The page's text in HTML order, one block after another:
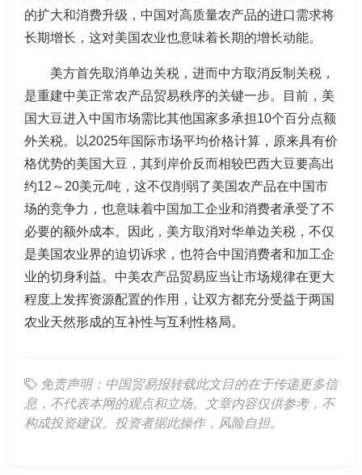
的扩大和消费升级，中国对高质量农产品的进口需求将
长期增长，这对美国农业也意味着长期的增长动能。
美方首先取消单边关税，进而中方取消反制关税，
是重建中美正常农产品贸易秩序的关键一步。目前，美
国大豆进入中国市场需比其他国家多承担10个百分点额
外关税。以2025年国际市场平均价格计算，原来具有价
格优势的美国大豆，其到岸价反而相较巴西大豆要高出
约12～20美元/吨，这不仅削弱了美国农产品在中国市
场的竞争力，也意味着中国加工企业和消费者承受了不
必要的额外成本。因此，美方取消对华单边关税，不仅
是美国农业界的迫切诉求，也符合中国消费者和加工企
业的切身利益。中美农产品贸易应当让市场规律在更大
程度上发挥资源配置的作用，让双方都充分受益于两国
农业天然形成的互补性与互利性格局。
免责声明：中国贸易报转载此文目的在于传递更多信
息，不代表本网的观点和立场。文章内容仅供参考，不
构成投资建议。投资者据此操作，风险自担。